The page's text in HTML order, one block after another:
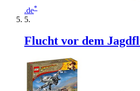
.de*
Flucht vor dem